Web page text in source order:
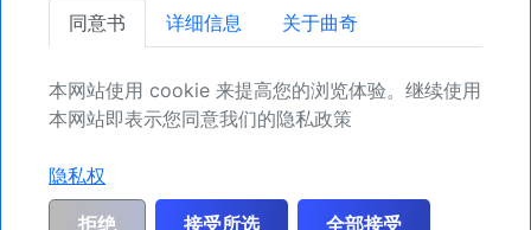
确保您的头寸，为未来更多机会注册吧。
注册
一般风险警告和免责声明：MyIndicators.ch明确排除客户根据所获信息或市场
分析进行投资交易或其他资产处置所产生的任何及所有风险责任。此处提供的所
同意书 详细信息 关于曲奇
本网站使用 cookie 来提高您的浏览体验。继续使用
本网站即表示您同意我们的隐私政策
隐私权
拒绝 接受所选 全部接受